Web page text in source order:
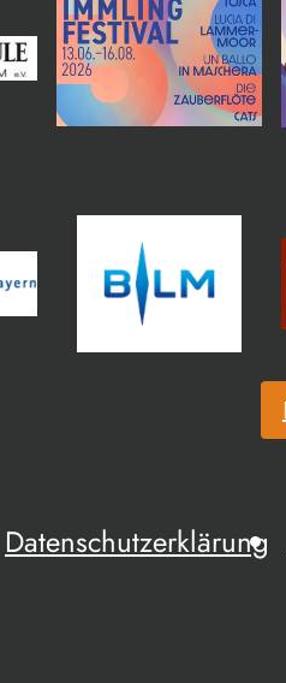
Datenschutzerklärung